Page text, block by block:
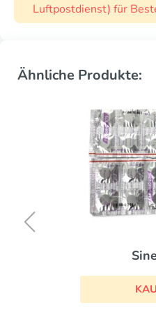
Luftpostdienst) für
Ähnliche Produkte: